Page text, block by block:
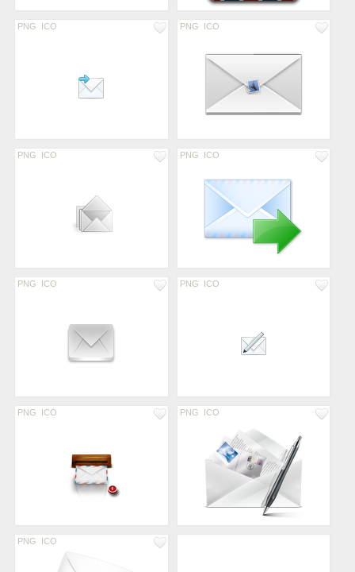
PNG ICO PNG ICO
PNG ICO PNG ICO
PNG ICO PNG ICO
PNG ICO PNG ICO
PNG ICO